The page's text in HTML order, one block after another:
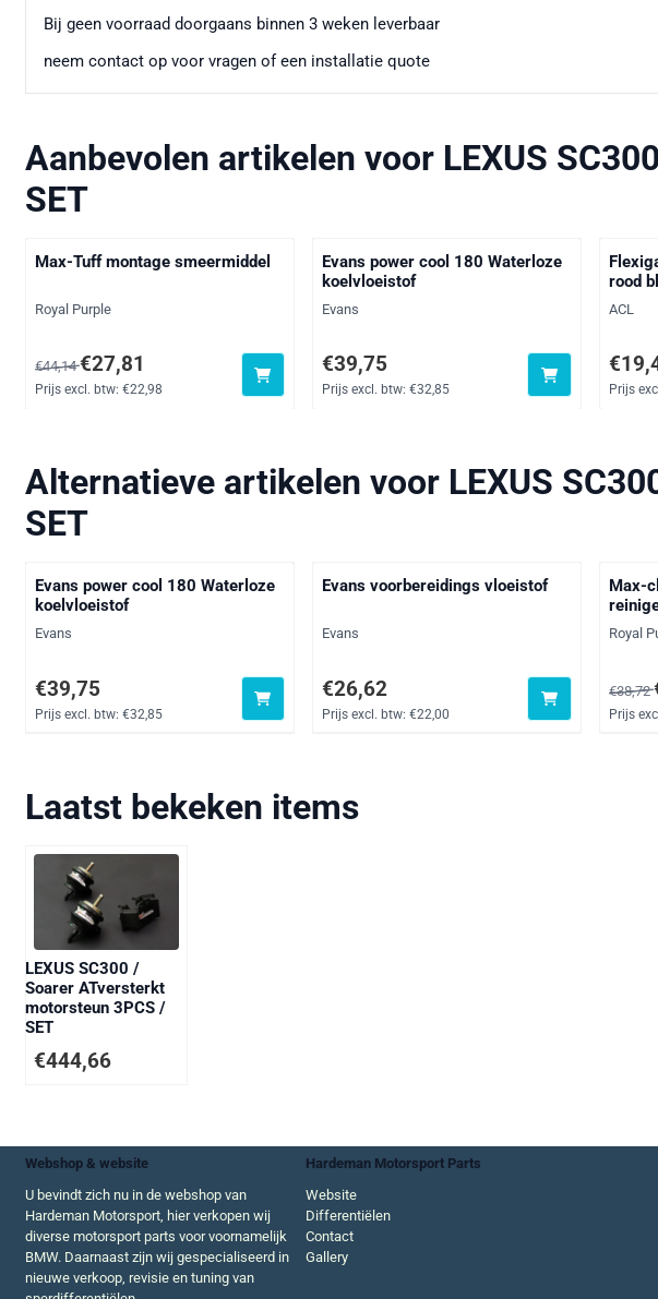
Bij geen voorraad doorgaans binnen 3 weken leverbaar
neem contact op voor vragen of een installatie quote
Aanbevolen artikelen voor LEXUS
SET
Max-Tuff montage smeermiddel
Merk:
Royal Purple
Van 44,14 voor 27,81, exclusief btw: 22,98
€44,14€27,81
Prijs excl. btw: €22,98
Evans power cool 180 Waterloze
koelvloeistof
Merk:
Evans
Prijs: 39,75, exclusief btw: 32,85
€39,75
Prijs excl. btw: €32,85
rood
Merk:
ACL
Prijs:
Prijs
Alternatieve artikelen voor LEXUS
SET
Evans power cool 180 Waterloze
koelvloeistof
Merk:
Evans
Prijs: 39,75, exclusief btw: 32,85
€39,75
Prijs excl. btw: €32,85
Evans voorbereidings vloeistof
Merk:
Evans
Prijs: 26,62, exclusief btw: 22,00
€26,62
Prijs excl. btw: €22,00
Max-
Merk:
Royal
Van
€38,72
Prijs
Laatst bekeken items
LEXUS SC300 /
Soarer ATversterkt
motorsteun 3PCS /
SET
€444,66
Webshop & website
Hardeman Motorsport Parts
U bevindt zich nu in de webshop van
Hardeman Motorsport, hier verkopen wij
diverse motorsport parts voor voornamelijk
BMW. Daarnaast zijn wij gespecialiseerd in
nieuwe verkoop, revisie en tuning van
Website
Differentiëlen
Contact
Gallery